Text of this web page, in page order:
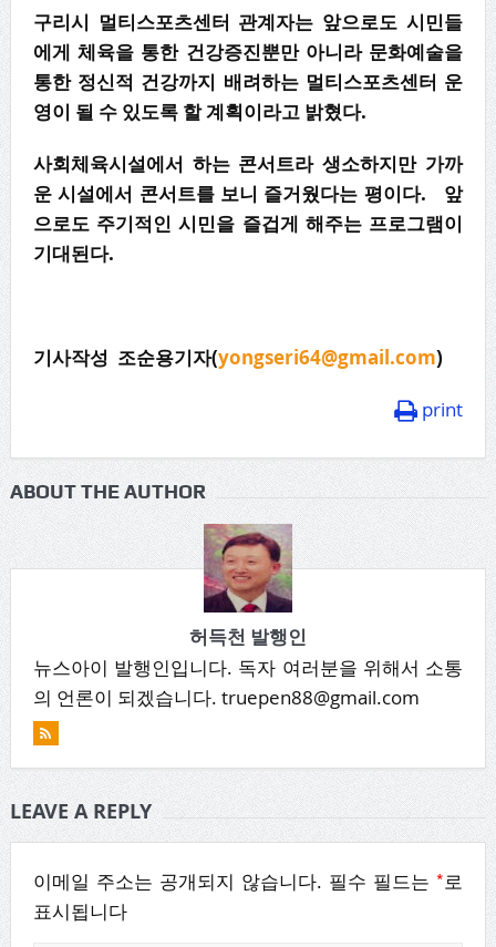
구리시 멀티스포츠센터 관계자는 앞으로도 시민들
에게 체육을 통한 건강증진뿐만 아니라 문화예술을
통한 정신적 건강까지 배려하는 멀티스포츠센터 운
영이 될 수 있도록 할 계획이라고 밝혔다.
사회체육시설에서 하는 콘서트라 생소하지만 가까
운 시설에서 콘서트를 보니 즐거웠다는 평이다. 앞
으로도 주기적인 시민을 즐겁게 해주는 프로그램이
기대된다.
기사작성 조순용기자(yongseri64@gmail.com)
print
ABOUT THE AUTHOR
허득천 발행인
뉴스아이 발행인입니다. 독자 여러분을 위해서 소통
의 언론이 되겠습니다. truepen88@gmail.com
LEAVE A REPLY
이메일 주소는 공개되지 않습니다. 필수 필드는*로
표시됩니다